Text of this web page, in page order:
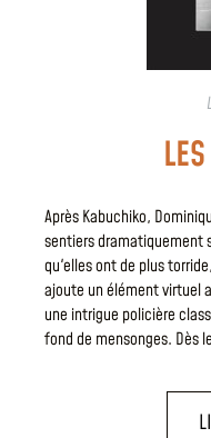
Après Kabuchiko,
sentiers dramatiquement
qu'elles ont de plus
ajoute un élément virtuel
une intrigue policière
fond de mensonges. Dès